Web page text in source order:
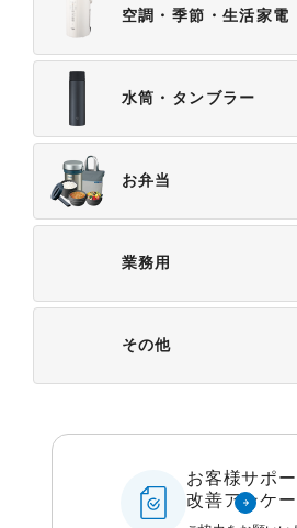
空調・季節・生活家電
水筒・タンブラー
お弁当
業務用
その他
お客様サポ
改善アンケー